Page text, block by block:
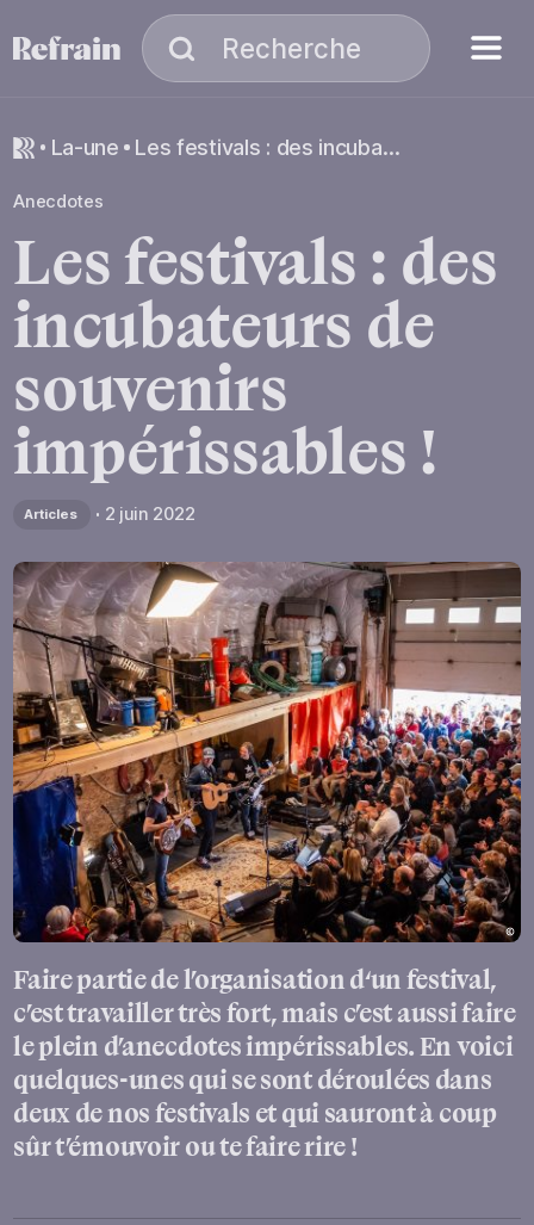
Recherche
la-une Les festivals : des incubateurs de souvenirs impérissables !
Anecdotes
Lesfestivals : des
incubateurs de
souvenirs
impérissables !
Articles 2 juin 2022
Faire partie de l’organisation d‘un festival,
c’est travailler très fort, mais c’est aussi faire
le plein d’anecdotes impérissables. En voici
quelques-unes qui se sont déroulées dans
deux de nos festivals et qui sauront à coup
sûr t’émouvoir ou te faire rire !